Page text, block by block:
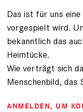
Das ist für uns
vorgespielt wird.
bekanntlich das
Heimtücke.
Wie verträgt sich
Menschenbild, das
ANMELDEN, UM